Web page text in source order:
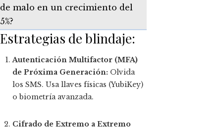
de malo en un crecimiento del
5%?
Estrategias de blindaje:
Autenticación Multifactor (MFA)
de Próxima Generación: Olvida
los SMS. Usa llaves físicas (YubiKey)
o biometría avanzada.
Cifrado de Extremo a Extremo